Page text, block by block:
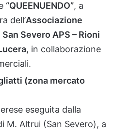
“QUEENUENDO”, a
dell’Associazione
San Severo APS – Rioni
, in collaborazione
(zona mercato
eseguita dalla
M. Altrui (San Severo), a